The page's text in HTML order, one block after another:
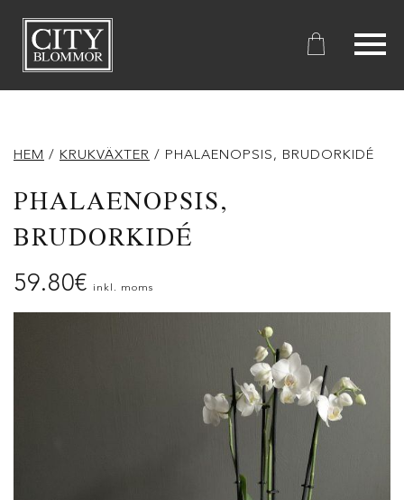
City
Blommor
HEM / KRUKVÄXTER / PHALAENOPSIS, BRUDORKIDÉ
PHALAENOPSIS,
BRUDORKIDÉ
59.80€ inkl. moms